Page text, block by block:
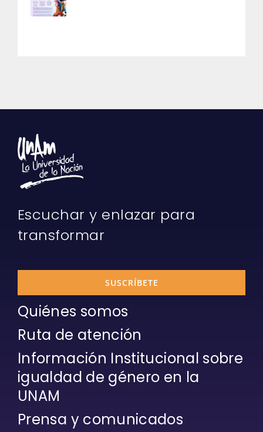
Escuchar y enlazar para
transformar
SUSCRÍBETE
Quiénes somos
Ruta de atención
Información Institucional sobre
igualdad de género en la
UNAM
Prensa y comunicados